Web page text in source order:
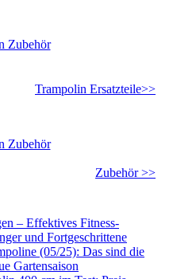
Trampolin Ersatzteile>>
Zubehör >>
– Effektives Fitness-
und Fortgeschrittene
(05/25): Das sind die
Gartensaison